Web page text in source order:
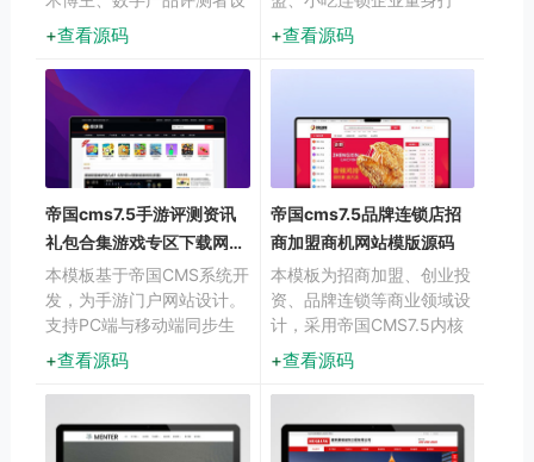
计。采用前沿的响应式技
术，确保内容在手机端和桌
面端都能获得较佳阅读体
验，帮助用户高效展示技术
文章和产品分析。
查看源码
造。通过精致的美食视觉呈
现与加盟业务流程展示，帮
助餐饮企业建立专业线上门
务的双重展示。
查看源码
帝国cms7.5手游评测资讯
礼包合集游戏专区下载网站
模板
本模板基于帝国CMS系统开
发，为手游门户网站设计。
支持PC端与移动端同步生
成HTML静态页面，内置多
端同步生成功能。模板架构
针对手业特点优化，满足
APP下载、游戏资讯、攻略
等内容发布需求。
查看源码
帝国cms7.5品牌连锁店招
商加盟商机网站模版源码
本模板为招商加盟、创业投
资、品牌连锁等商业领域设
计，采用帝国CMS7.5内核
构建，整体风格简洁大气，
突出商业信任感与专业度，
适合各类招商加盟项目展
示、品牌连锁店宣传等商业
应用场景。
查看源码